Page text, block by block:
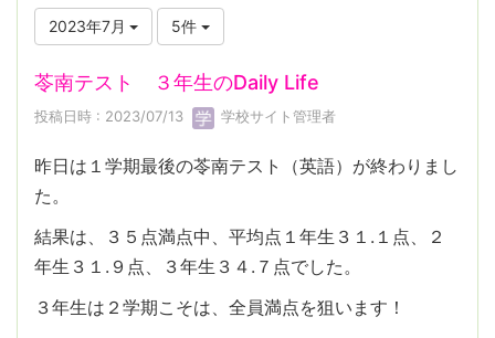
2023年7月 5件
苓南テスト ３年生のDaily Life
投稿日時 : 2023/07/13 学校サイト管理者
昨日は１学期最後の苓南テスト（英語）が終わりまし
た。
結果は、３５点満点中、平均点１年生３１.１点、２
年生３１.９点、３年生３４.７点でした。
３年生は２学期こそは、全員満点を狙います！